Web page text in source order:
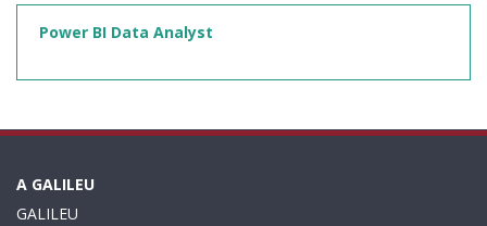
Power BI Data Analyst
A GALILEU
GALILEU